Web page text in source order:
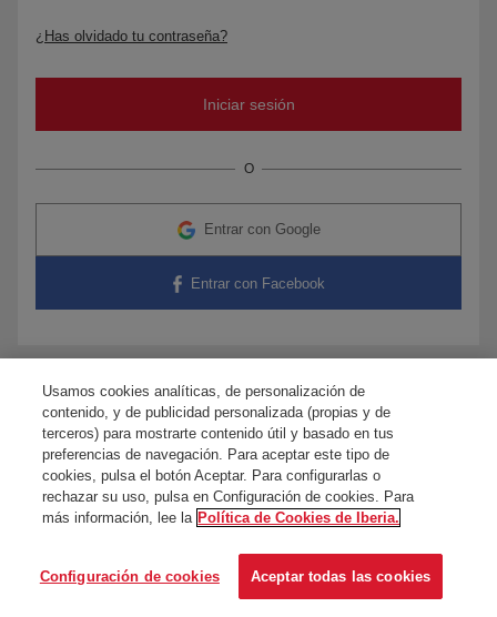
¿Has olvidado tu contraseña?
O
Entrar con Google
Entrar con Facebook
¿Tienes dudas?Contacta con nosotros
Usamos cookies analíticas, de personalización de
contenido, y de publicidad personalizada (propias y de
terceros) para mostrarte contenido útil y basado en tus
preferencias de navegación. Para aceptar este tipo de
cookies, pulsa el botón Aceptar. Para configurarlas o
rechazar su uso, pulsa en Configuración de cookies. Para
más información, lee la Política de Cookies de Iberia.
Configuración de cookies Aceptar todas las cookies